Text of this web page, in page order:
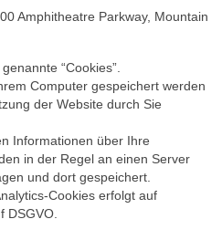
Amphitheatre Parkway, Mountain
“Cookies”.
Computer gespeichert werden
der Website durch Sie
Informationen über Ihre
in der Regel an einen Server
und dort gespeichert.
Cookies erfolgt auf
DSGVO.